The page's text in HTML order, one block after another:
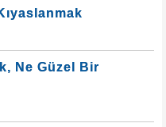
Ne Güzel Bir